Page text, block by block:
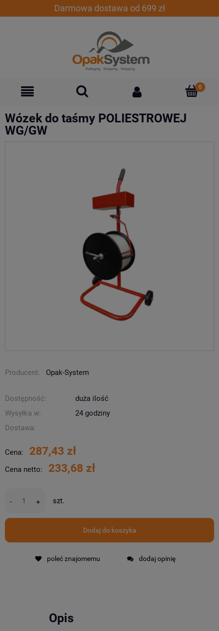
Darmowa dostawa od 699 zł
Wózek do taśmy POLIESTROWEJ
WG/GW
Producent: Opak-System
Dostępność:
duża ilość
Wysyłka w:
24 godziny
Dostawa:
Cena: 287,43 zł
Cena netto: 233,68 zł
- + szt.
Dodaj do koszyka
poleć znajomemu dodaj opinię
Opis